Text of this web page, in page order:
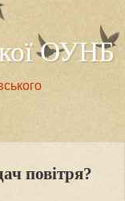
ОУНБ
повітря?